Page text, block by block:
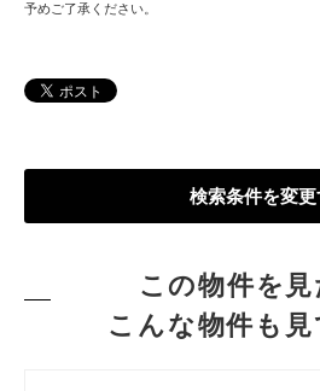
予めご了承ください。
検索条件を変更
この物件を見
こんな物件も